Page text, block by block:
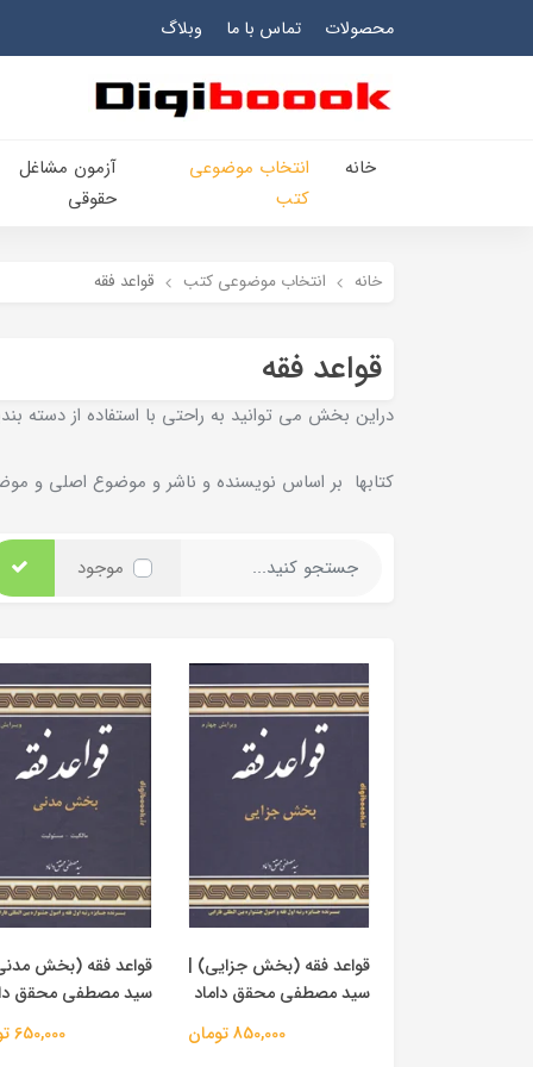
محصولات تماس با ما وبلاگ
خانه
انتخاب​ موضوعي​
کتب
آزمون مشاغل
حقوقی
خانه انتخاب​ موضوعي​ کتب قواعد فقه
قواعد فقه
دراين بخش مي توانيد به راحتي با استفاده از دسته
کتابها بر اساس نويسنده و ناشر و موضوع اصلي و
موجود
قواعد فقه (بخش جزایی) |
سید مصطفی محقق داماد
850,000 تومان
قواعد فقه (بخش
سید مصطفی محقق
650,000 تومان